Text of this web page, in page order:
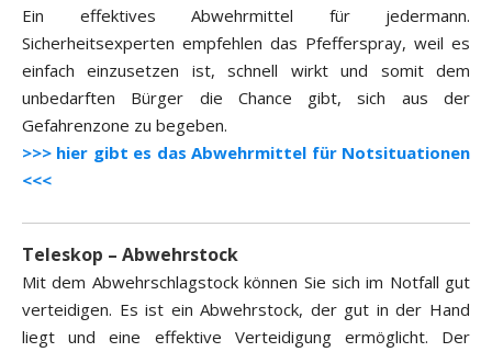
Ein effektives Abwehrmittel für jedermann.
Sicherheitsexperten empfehlen das Pfefferspray, weil es
einfach einzusetzen ist, schnell wirkt und somit dem
unbedarften Bürger die Chance gibt, sich aus der
Gefahrenzone zu begeben.
>>> hier gibt es das Abwehrmittel für Notsituationen
<<<
Teleskop – Abwehrstock
Mit dem Abwehrschlagstock können Sie sich im Notfall gut
verteidigen. Es ist ein Abwehrstock, der gut in der Hand
liegt und eine effektive Verteidigung ermöglicht. Der